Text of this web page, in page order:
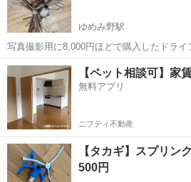
ゆめみ野駅
写真撮影用に8,000円ほどで購入したドライ
いのでお安くして出品しました。 撮影で2日ほど使用しています。 お
渡し場所は、ゆめみ野駅前ロータリーです
お問い合わせください。
茨城 取手市 ゆめみ野駅 その他
【ペット相談可】家
無料アプリ
ニフティ不動産
【タカギ】スプリン
500円